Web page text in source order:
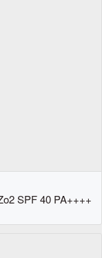
SPF 40 PA++++